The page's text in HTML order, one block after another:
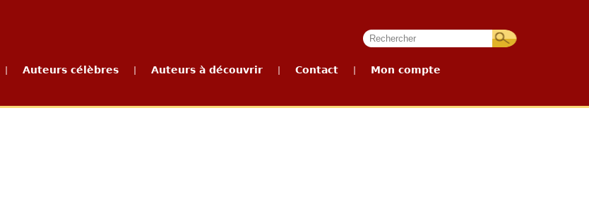
Auteurs célèbres Auteurs à découvrir Contact Mon compte